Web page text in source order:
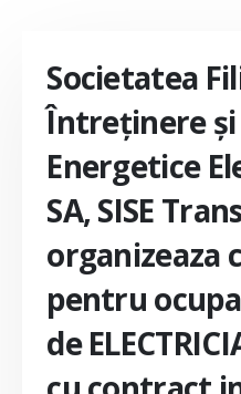
Societatea
Întreţinere şi
Energetice
SA, SISE
organizeaza
pentru
de